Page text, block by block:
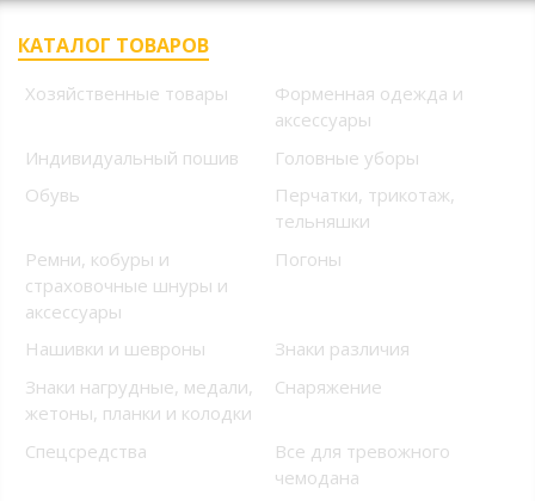
КАТАЛОГ ТОВАРОВ
Хозяйственные товары
Форменная одежда и
аксессуары
Индивидуальный пошив
Головные уборы
Обувь
Перчатки, трикотаж,
тельняшки
Ремни, кобуры и
страховочные шнуры и
аксессуары
Погоны
Нашивки и шевроны
Знаки различия
Знаки нагрудные, медали,
жетоны, планки и колодки
Снаряжение
Спецсредства
Все для тревожного
чемодана